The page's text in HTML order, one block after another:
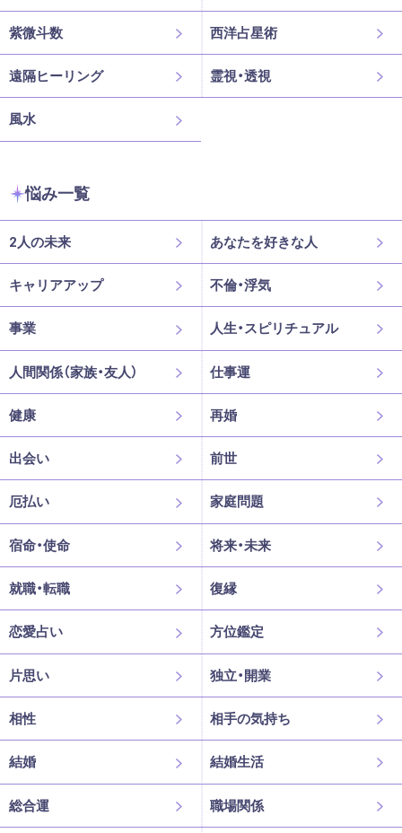
紫微斗数 西洋占星術
遠隔ヒーリング 霊視・透視
風水
悩み一覧
2人の未来 あなたを好きな人
キャリアアップ 不倫・浮気
事業 人生・スピリチュアル
人間関係（家族・友人） 仕事運
健康 再婚
出会い 前世
厄払い 家庭問題
宿命・使命 将来・未来
就職・転職 復縁
恋愛占い 方位鑑定
片思い 独立・開業
相性 相手の気持ち
結婚 結婚生活
総合運 職場関係